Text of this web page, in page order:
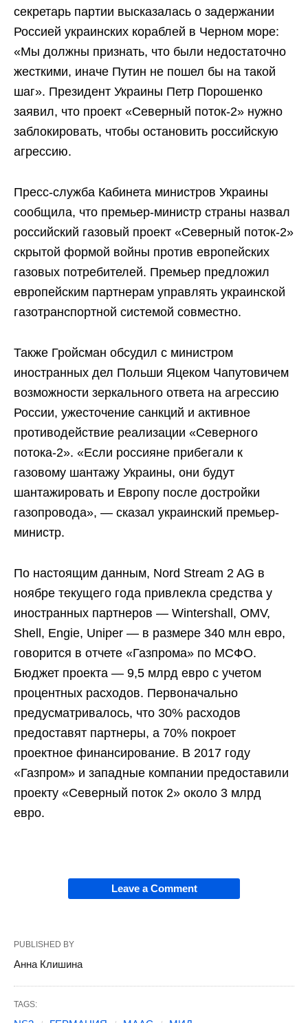
секретарь партии высказалась о задержании
Россией украинских кораблей в Черном море:
«Мы должны признать, что были недостаточно
жесткими, иначе Путин не пошел бы на такой
шаг». Президент Украины Петр Порошенко
заявил, что проект «Северный поток-2» нужно
заблокировать, чтобы остановить российскую
агрессию.
Пресс-служба Кабинета министров Украины
сообщила, что премьер-министр страны назвал
российский газовый проект «Северный поток-2»
скрытой формой войны против европейских
газовых потребителей. Премьер предложил
европейским партнерам управлять украинской
газотранспортной системой совместно.
Также Гройсман обсудил с министром
иностранных дел Польши Яцеком Чапутовичем
возможности зеркального ответа на агрессию
России, ужесточение санкций и активное
противодействие реализации «Северного
потока-2». «Если россияне прибегали к
газовому шантажу Украины, они будут
шантажировать и Европу после достройки
газопровода», — сказал украинский премьер-
министр.
По настоящим данным, Nord Stream 2 AG в
ноябре текущего года привлекла средства у
иностранных партнеров — Wintershall, OMV,
Shell, Engie, Uniper — в размере 340 млн евро,
говорится в отчете «Газпрома» по МСФО.
Бюджет проекта — 9,5 млрд евро с учетом
процентных расходов. Первоначально
предусматривалось, что 30% расходов
предоставят партнеры, а 70% покроет
проектное финансирование. В 2017 году
«Газпром» и западные компании предоставили
проекту «Северный поток 2» около 3 млрд
евро.
Leave a Comment
PUBLISHED BY
Анна Клишина
TAGS: